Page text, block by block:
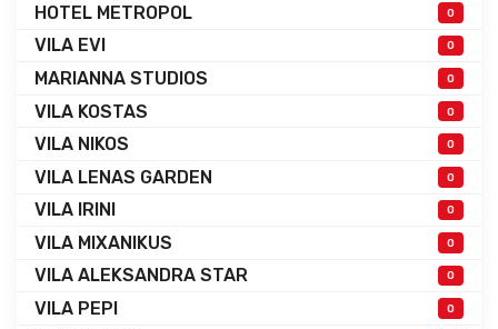
HOTEL METROPOL 0
VILA EVI 0
MARIANNA STUDIOS 0
VILA KOSTAS 0
VILA NIKOS 0
VILA LENAS GARDEN 0
VILA IRINI 0
VILA MIXANIKUS 0
VILA ALEKSANDRA STAR 0
VILA PEPI 0